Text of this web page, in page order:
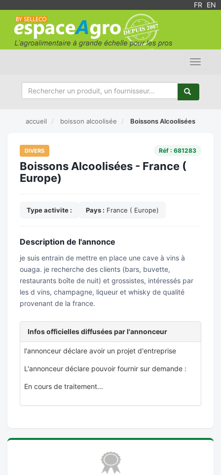
FR EN
Toggle
accueil boisson alcoolisée Boissons Alcoolisées
DIVERS Réf : 681283
Boissons Alcoolisées - France (
Europe)
Type activite : Pays : France ( Europe)
Description de l'annonce
je suis entrain de mettre en place une cave à vins à
ouaga. je recherche des clients (bars, buvette,
restaurants boîte de nuit) et grossistes, intéressés par
les d vins, champagne, liqueur et whisky de qualité
provenant de la france.
Infos officielles diffusées par l'annonceur
l'annonceur déclare avoir un projet d'entreprise
L'annonceur déclare pouvoir fournir sur demande :
En cours de traitement...